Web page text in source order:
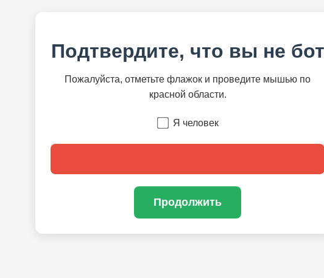
Подтвердите, что вы не бот
Пожалуйста, отметьте флажок и проведите мышью по
красной области.
Я человек
Продолжить